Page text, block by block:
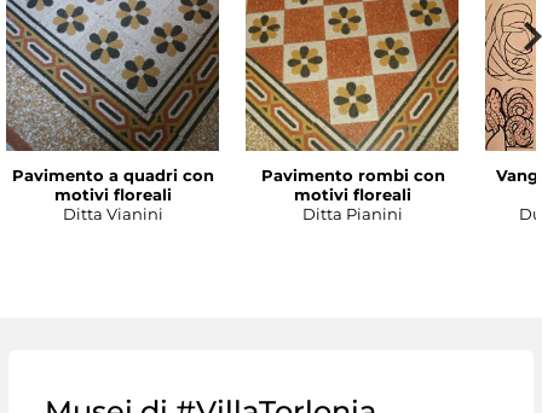
Pavimento a quadri con
motivi floreali
Ditta Vianini
Pavimento rombi con
motivi floreali
Ditta Pianini